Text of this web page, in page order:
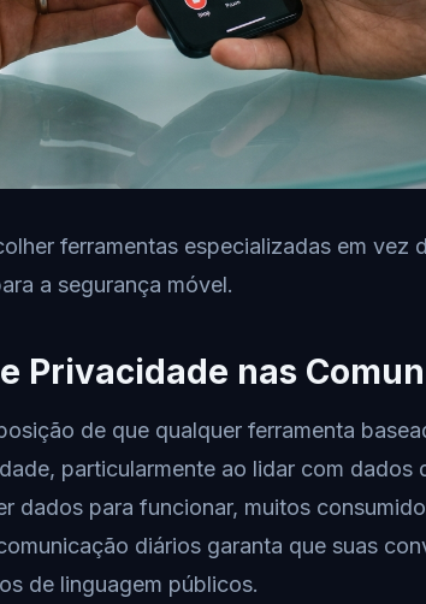
ferramentas especializadas em vez
a segurança móvel.
Privacidade nas
de que qualquer ferramenta
particularmente ao lidar com dados
dados para funcionar, muitos
diários garanta que suas
de linguagem públicos.